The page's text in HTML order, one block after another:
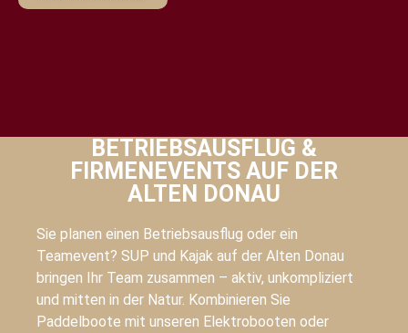
BETRIEBSAUSFLUG &
FIRMENEVENTS AUF DER
ALTEN DONAU
Sie planen einen Betriebsausflug oder ein
Teamevent? SUP und Kajak auf der Alten Donau
bringen Ihr Team zusammen – aktiv, unkompliziert
und mitten in der Natur. Kombinieren Sie
Paddelboote mit unseren Elektrobooten oder